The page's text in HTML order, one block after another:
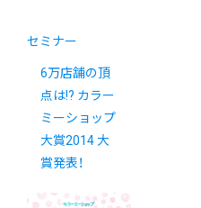
セミナー
6万店舗の頂
点は!? カラー
ミーショップ
大賞2014 大
賞発表！